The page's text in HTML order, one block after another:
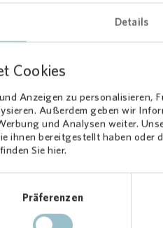
Details
Cookies
Anzeigen zu personalisieren,
Außerdem geben wir
und Analysen weiter.
ihnen bereitgestellt haben oder
Sie hier.
Präferenzen
Interessierte Kursangebote
anny.co/b/de-formal/